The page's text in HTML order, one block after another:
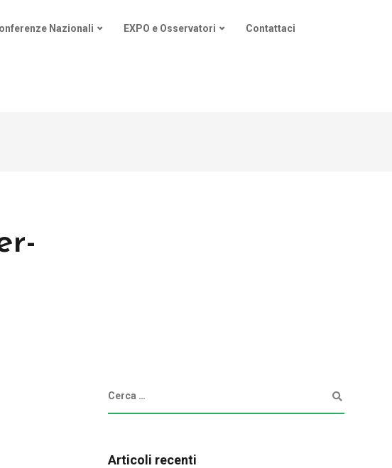
Nazionali EXPO e Osservatori Contattaci
Articoli recenti